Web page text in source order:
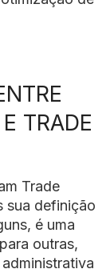
TRADE
Trade
sua definição
é uma
outras,